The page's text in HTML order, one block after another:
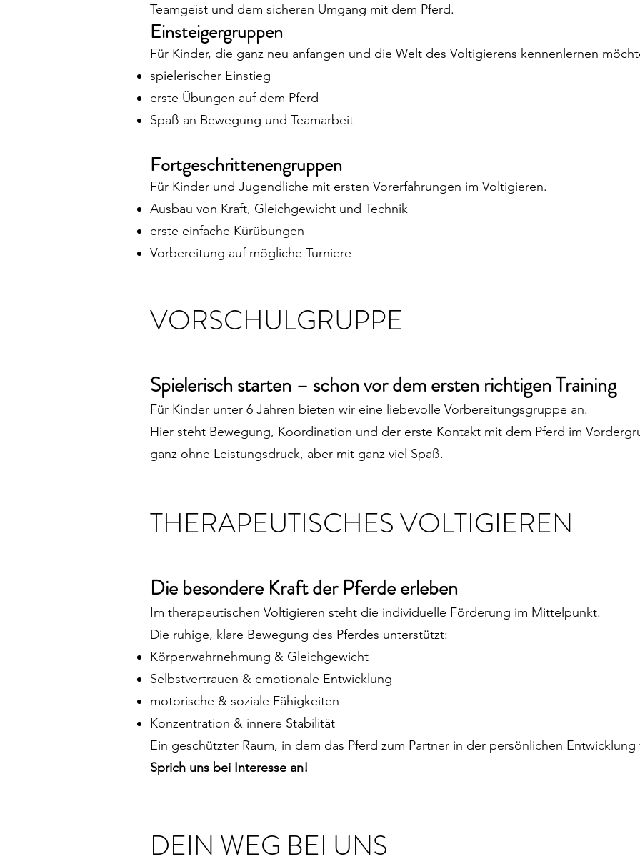
Teamgeist und dem sicheren Umgang mit dem Pferd.
Einsteigergruppen
Für Kinder, die ganz neu anfangen und die Welt des Voltigierens kennenlernen
spielerischer Einstieg
erste Übungen auf dem Pferd
Spaß an Bewegung und Teamarbeit
Fortgeschrittenengruppen
Für Kinder und Jugendliche mit ersten Vorerfahrungen im Voltigieren.
Ausbau von Kraft, Gleichgewicht und Technik
erste einfache Kürübungen
Vorbereitung auf mögliche Turniere
VORSCHULGRUPPE
Spielerisch starten – schon vor dem ersten richtigen Training
Für Kinder unter 6 Jahren bieten wir eine liebevolle Vorbereitungsgruppe an.
Hier steht Bewegung, Koordination und der erste Kontakt mit dem Pferd im
ganz ohne Leistungsdruck, aber mit ganz viel Spaß.
THERAPEUTISCHES VOLTIGIEREN
Die besondere Kraft der Pferde erleben
Im therapeutischen Voltigieren steht die individuelle Förderung im Mittelpunkt.
Die ruhige, klare Bewegung des Pferdes unterstützt:
Körperwahrnehmung & Gleichgewicht
Selbstvertrauen & emotionale Entwicklung
motorische & soziale Fähigkeiten
Konzentration & innere Stabilität
Ein geschützter Raum, in dem das Pferd zum Partner in der persönlichen Entwicklung
Sprich uns bei Interesse an!
DEIN WEG BEI UNS